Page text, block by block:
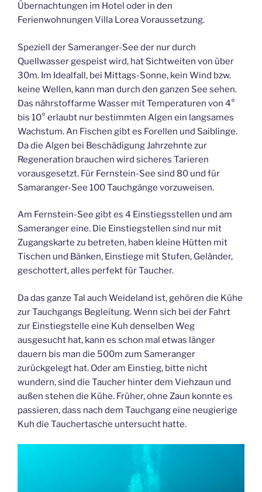
Übernachtungen im Hotel oder in den
Ferienwohnungen Villa Lorea Voraussetzung.
Speziell der Sameranger-See der nur durch
Quellwasser gespeist wird, hat Sichtweiten von über
30m. Im Idealfall, bei Mittags-Sonne, kein Wind bzw.
keine Wellen, kann man durch den ganzen See sehen.
Das nährstoffarme Wasser mit Temperaturen von 4°
bis 10° erlaubt nur bestimmten Algen ein langsames
Wachstum. An Fischen gibt es Forellen und Saiblinge.
Da die Algen bei Beschädigung Jahrzehnte zur
Regeneration brauchen wird sicheres Tarieren
vorausgesetzt. Für Fernstein-See sind 80 und für
Samaranger-See 100 Tauchgänge vorzuweisen.
Am Fernstein-See gibt es 4 Einstiegsstellen und am
Sameranger eine. Die Einstiegstellen sind nur mit
Zugangskarte zu betreten, haben kleine Hütten mit
Tischen und Bänken, Einstiege mit Stufen, Geländer,
geschottert, alles perfekt für Taucher.
Da das ganze Tal auch Weideland ist, gehören die Kühe
zur Tauchgangs Begleitung. Wenn sich bei der Fahrt
zur Einstiegstelle eine Kuh denselben Weg
ausgesucht hat, kann es schon mal etwas länger
dauern bis man die 500m zum Sameranger
zurückgelegt hat. Oder am Einstieg, bitte nicht
wundern, sind die Taucher hinter dem Viehzaun und
außen stehen die Kühe. Früher, ohne Zaun konnte es
passieren, dass nach dem Tauchgang eine neugierige
Kuh die Tauchertasche untersucht hatte.